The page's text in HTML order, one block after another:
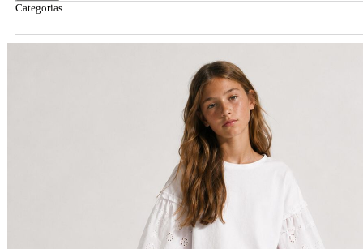
Categorias